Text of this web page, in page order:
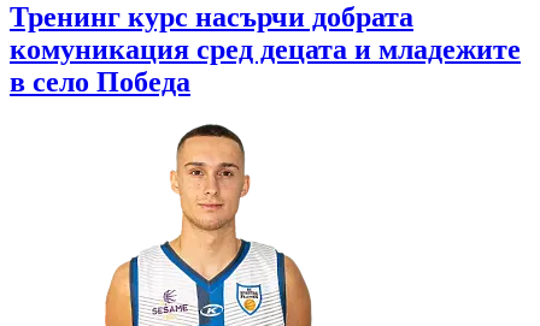
Тренинг курс насърчи добрата
комуникация сред децата и младежите
в село Победа